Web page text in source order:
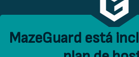
MazeGuard está